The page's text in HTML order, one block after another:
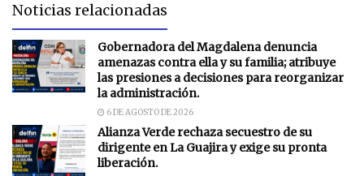
Noticias relacionadas
Gobernadora del Magdalena denuncia
amenazas contra ella y su familia; atribuye
las presiones a decisiones para reorganizar
la administración.
6 DE AGOSTO DE 2026
Alianza Verde rechaza secuestro de su
dirigente en La Guajira y exige su pronta
liberación.